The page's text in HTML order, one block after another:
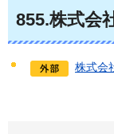
855.株式会
株式会